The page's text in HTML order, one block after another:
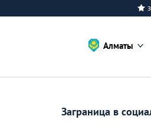
Алматы
Заграница в